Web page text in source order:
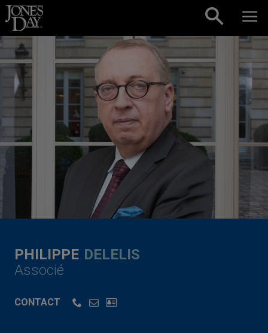
Skip to content
PHILIPPE DELELIS
Associé
CONTACT